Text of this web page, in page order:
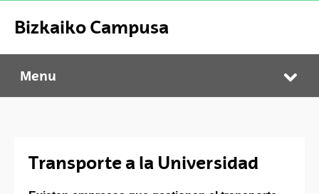
Bizkaiko Campusa
Bizkaiko Campusa
Menu
Transporte a la Universidad